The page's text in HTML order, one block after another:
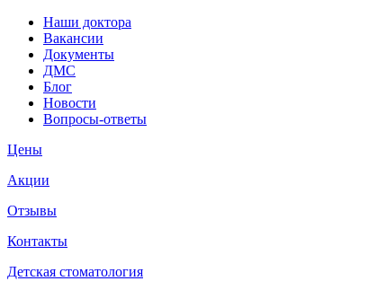
Наши доктора
Вакансии
Документы
ДМС
Блог
Новости
Вопросы-ответы
Цены
Акции
Отзывы
Контакты
Детская стоматология